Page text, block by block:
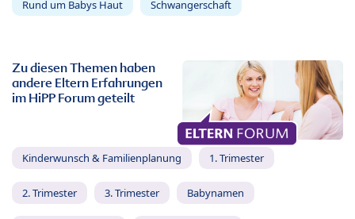
Rund um Babys Haut Schwangerschaft
Zu diesen Themen haben
andere Eltern Erfahrungen
im HiPP Forum geteilt
Kinderwunsch & Familienplanung 1. Trimester
2. Trimester 3. Trimester Babynamen